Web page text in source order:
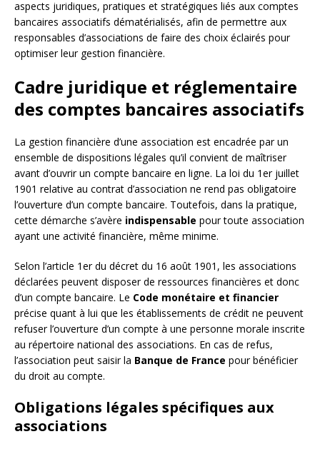
aspects juridiques, pratiques et stratégiques liés aux comptes
bancaires associatifs dématérialisés, afin de permettre aux
responsables d’associations de faire des choix éclairés pour
optimiser leur gestion financière.
Cadre juridique et réglementaire
des comptes bancaires associatifs
La gestion financière d’une association est encadrée par un
ensemble de dispositions légales qu’il convient de maîtriser
avant d’ouvrir un compte bancaire en ligne. La loi du 1er juillet
1901 relative au contrat d’association ne rend pas obligatoire
l’ouverture d’un compte bancaire. Toutefois, dans la pratique,
cette démarche s’avère indispensable pour toute association
ayant une activité financière, même minime.
Selon l’article 1er du décret du 16 août 1901, les associations
déclarées peuvent disposer de ressources financières et donc
d’un compte bancaire. Le Code monétaire et financier
précise quant à lui que les établissements de crédit ne peuvent
refuser l’ouverture d’un compte à une personne morale inscrite
au répertoire national des associations. En cas de refus,
l’association peut saisir la Banque de France pour bénéficier
du droit au compte.
Obligations légales spécifiques aux
associations